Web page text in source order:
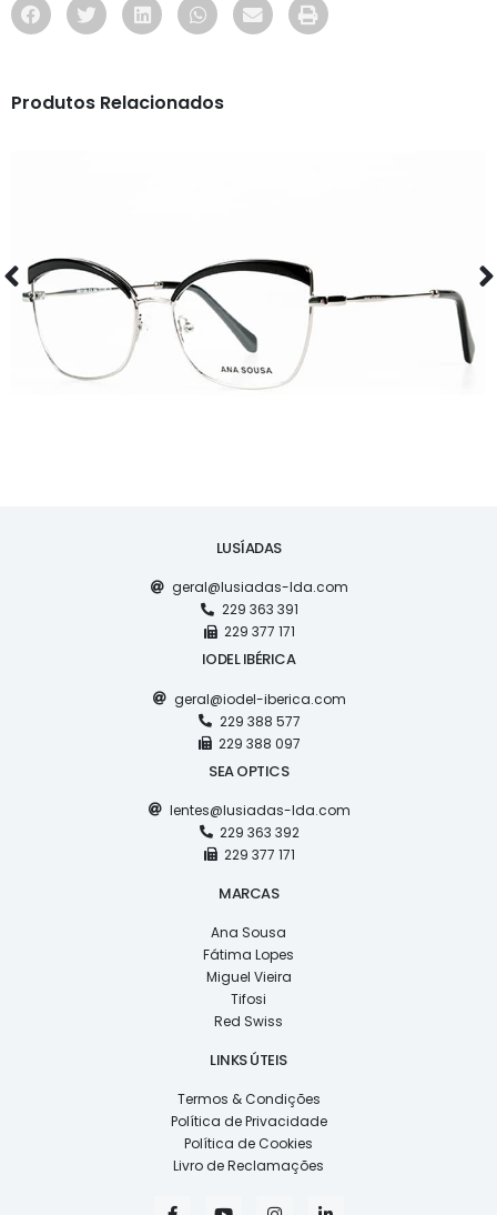
Produtos Relacionados
AS1120
LUSÍADAS
geral@lusiadas-lda.com
229 363 391
229 377 171
IODEL IBÉRICA
geral@iodel-iberica.com
229 388 577
229 388 097
SEA OPTICS
lentes@lusiadas-lda.com
229 363 392
229 377 171
MARCAS
Ana Sousa
Fátima Lopes
Miguel Vieira
Tifosi
Red Swiss
LINKS ÚTEIS
Termos & Condições
Política de Privacidade
Política de Cookies
Livro de Reclamações
F Y I